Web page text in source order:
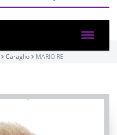
Caraglio MARIO RE